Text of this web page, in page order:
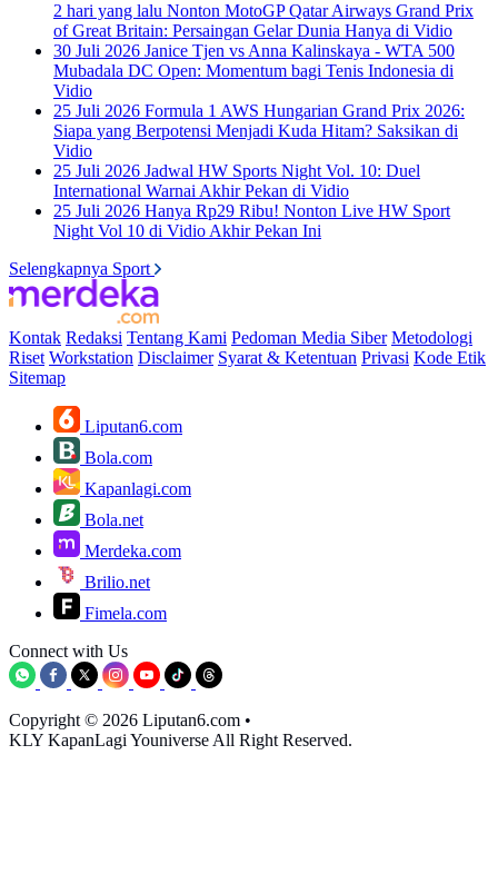
2 hari yang lalu Nonton MotoGP Qatar Airways Grand Prix
of Great Britain: Persaingan Gelar Dunia Hanya di Vidio
30 Juli 2026 Janice Tjen vs Anna Kalinskaya - WTA 500
Mubadala DC Open: Momentum bagi Tenis Indonesia di
Vidio
25 Juli 2026 Formula 1 AWS Hungarian Grand Prix 2026:
Siapa yang Berpotensi Menjadi Kuda Hitam? Saksikan di
Vidio
25 Juli 2026 Jadwal HW Sports Night Vol. 10: Duel
International Warnai Akhir Pekan di Vidio
25 Juli 2026 Hanya Rp29 Ribu! Nonton Live HW Sport
Night Vol 10 di Vidio Akhir Pekan Ini
Selengkapnya Sport
Kontak Redaksi Tentang Kami Pedoman Media Siber Metodologi
Riset Workstation Disclaimer Syarat & Ketentuan Privasi Kode Etik
Sitemap
Liputan6.com
Bola.com
Kapanlagi.com
Bola.net
Merdeka.com
Brilio.net
Fimela.com
Connect with Us
Copyright © 2026 Liputan6.com •
KLY KapanLagi Youniverse All Right Reserved.